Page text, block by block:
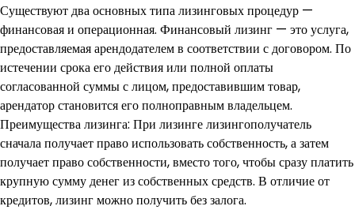
Существуют два основных типа лизинговых процедур —
финансовая и операционная. Финансовый лизинг — это услуга,
предоставляемая арендодателем в соответствии с договором. По
истечении срока его действия или полной оплаты
согласованной суммы с лицом, предоставившим товар,
арендатор становится его полноправным владельцем.
Преимущества лизинга: При лизинге лизингополучатель
сначала получает право использовать собственность, а затем
получает право собственности, вместо того, чтобы сразу платить
крупную сумму денег из собственных средств. В отличие от
кредитов, лизинг можно получить без залога.